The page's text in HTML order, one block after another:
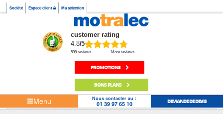
Société Espace client Ma sélection
customer rating
4.8/5
598 reviews More reviews
PROMOTIONS
BONS PLANS
Menu Nous contacter au :
01 39 97 65 10 DEMANDE DE DEVIS